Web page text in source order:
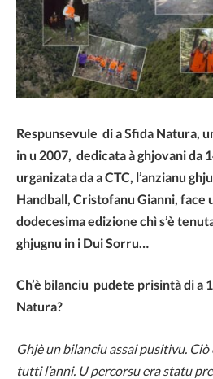
Respunsevule di a Sfida Natura,
in u 2007, dedicata à ghjovani da
urganizata da a CTC, l’anzianu
Handball, Cristofanu Gianni, face
dodecesima edizione chì s’è
ghjugnu in i Dui Sorru…
Ch’è bilanciu pudete prisintà di a
Natura?
Ghjè un bilanciu assai pusitivu. Ciò
tutti l’anni. U percorsu era statu